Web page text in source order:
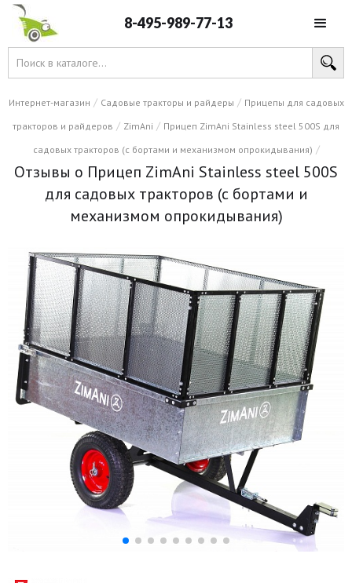
8-495-989-77-13
Интернет-магазин / Садовые тракторы и райдеры / Прицепы для садовых
тракторов и райдеров / ZimAni / Прицеп ZimAni Stainless steel 500S для
садовых тракторов (с бортами и механизмом опрокидывания) /
Отзывы о Прицеп ZimAni Stainless steel 500S
для садовых тракторов (с бортами и
механизмом опрокидывания)